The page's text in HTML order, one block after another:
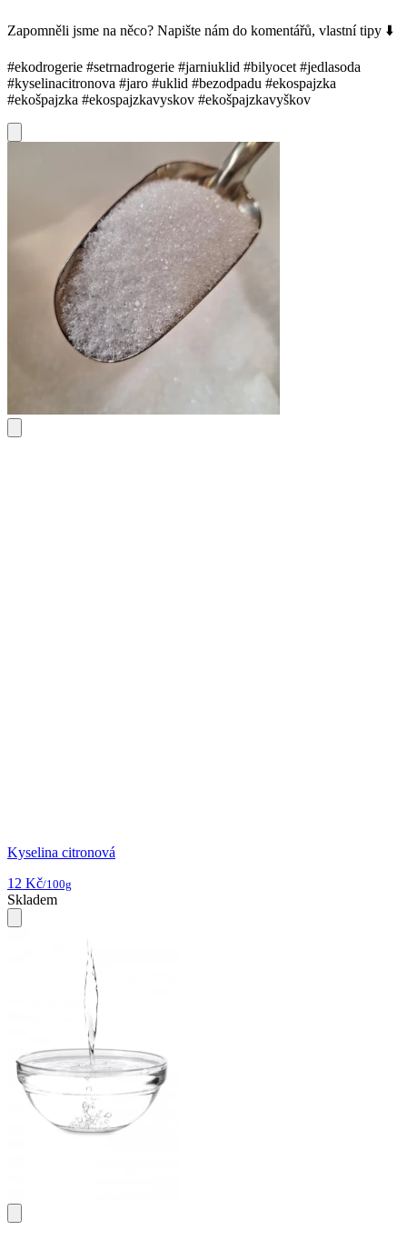
Zapomněli jsme na něco? Napište nám do komentářů, vlastní tipy ⬇️
#ekodrogerie #setrnadrogerie #jarniuklid #bilyocet #jedlasoda
#kyselinacitronova #jaro #uklid #bezodpadu #ekospajzka
#ekošpajzka #ekospajzkavyskov #ekošpajzkavyškov
Kyselina citronová
12 Kč/100g
Skladem